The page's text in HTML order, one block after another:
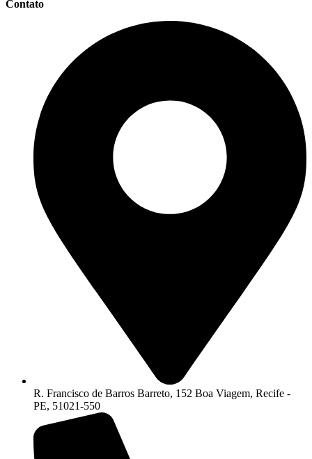
Contato
R. Francisco de Barros Barreto, 152 Boa Viagem, Recife -
PE, 51021-550